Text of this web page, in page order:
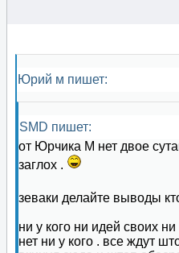
Юрий м пишет:
SMD пишет:
от Юрчика М нет двое
заглох .
зеваки делайте выводы
ни у кого ни идей своих
нет ни у кого . все ждут